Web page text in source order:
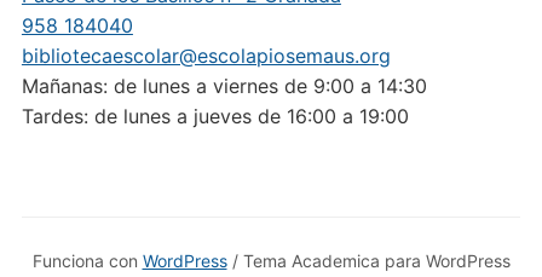
958 184040
bibliotecaescolar@escolapiosemaus.org
Mañanas: de lunes a viernes de 9:00 a 14:30
Tardes: de lunes a jueves de 16:00 a 19:00
Funciona con WordPress/ Tema Academica para WordPress